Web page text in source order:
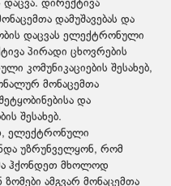
დირექტივა
დამუშავებას და
დაცვას ელექტრონული
პირადი ცხოვრების
კომუნიკაციების შესახებ,
მონაცემთა
და
შესახებ.
ელექტრონული
უზრუნველყონ, რომ
ჰქონდეთ მხოლოდ
ამგვარ მონაცემთა